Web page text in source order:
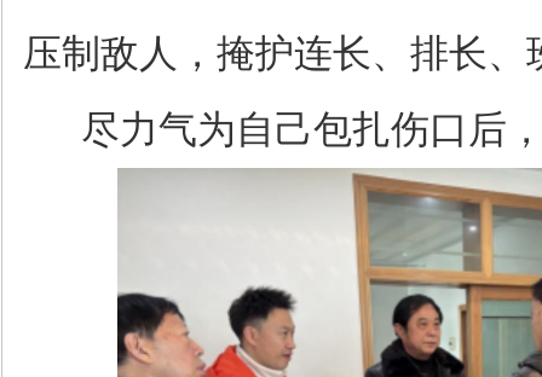
压制敌人，掩护连长、排长
尽力气为自己包扎伤口后